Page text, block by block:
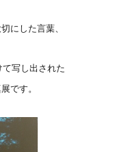
にした言葉、
写し出された
です。